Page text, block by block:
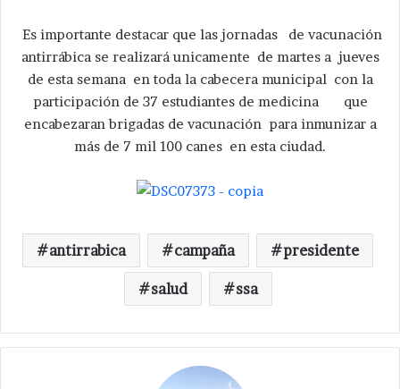
Es importante destacar que las jornadas de vacunación
antirrábica se realizará unicamente de martes a jueves
de esta semana en toda la cabecera municipal con la
participación de 37 estudiantes de medicina que
encabezaran brigadas de vacunación para inmunizar a
más de 7 mil 100 canes en esta ciudad.
antirrabica campaña presidente
salud ssa